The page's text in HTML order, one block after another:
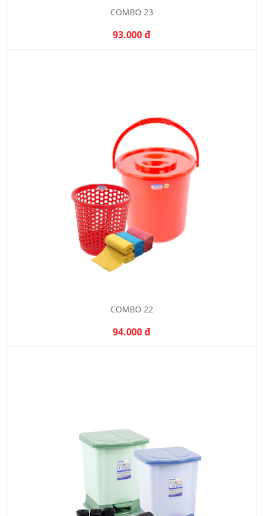
COMBO 23
93.000 đ
COMBO 22
94.000 đ